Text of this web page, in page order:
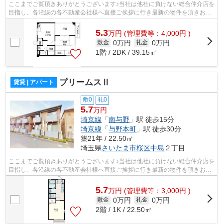
ここまでご覧頂きありがとうございます♪当社は他社に負けない総合仲介店を
目指し、各沿線の各不動産会社様へ直接ご挨拶に行き最新の物件を頂きお客
様へ提供しております！最新の情報は...
5.3万円 (管理費等：4,000円 )
敷金 0万円 礼金 0万円
1階 / 2DK / 39.15㎡
賃貸 | アパート プリームスⅡ
敷0 礼0
5.7万円
埼京線 「南与野 」駅 徒歩15分
埼京線 「与野本町 」駅 徒歩30分
築21年 / 22.50㎡
埼玉県さいたま市桜区中島 ２丁目
ここまでご覧頂きありがとうございます♪当社は他社に負けない総合仲介店を
目指し、各沿線の各不動産会社様へ直接ご挨拶に行き最新の物件を頂きお客
様へ提供しております！最新の情報は...
5.7万円 (管理費等：3,000円 )
敷金 0万円 礼金 0万円
2階 / 1K / 22.50㎡